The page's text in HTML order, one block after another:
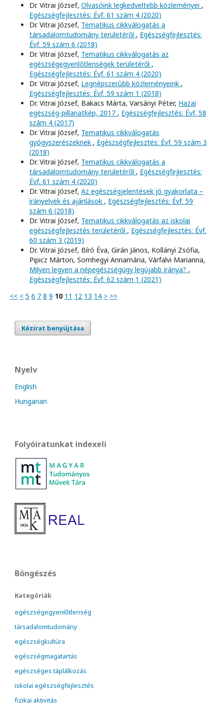
Dr. Vitrai József, Olvasóink legkedveltebb közleményei ,
Egészségfejlesztés: Évf. 61 szám 4 (2020)
Dr. Vitrai József, Tematikus cikkválogatás a
társadalomtudomány területéről , Egészségfejlesztés:
Évf. 59 szám 6 (2018)
Dr. Vitrai József, Tematikus cikkválogatás az
egészségegyenlőtlenségek területéről ,
Egészségfejlesztés: Évf. 61 szám 4 (2020)
Dr. Vitrai József, Legnépszerűbb közleményeink ,
Egészségfejlesztés: Évf. 59 szám 1 (2018)
Dr. Vitrai József, Bakacs Márta, Varsányi Péter, Hazai
egészség-pillanatkép, 2017 , Egészségfejlesztés: Évf. 58
szám 4 (2017)
Dr. Vitrai József, Tematikus cikkválogatás
gyógyszerészeknek , Egészségfejlesztés: Évf. 59 szám 3
(2018)
Dr. Vitrai József, Tematikus cikkválogatás a
társadalomtudomány területéről , Egészségfejlesztés:
Évf. 61 szám 4 (2020)
Dr. Vitrai József, Az egészségjelentések jó gyakorlata –
irányelvek és ajánlások , Egészségfejlesztés: Évf. 59
szám 6 (2018)
Dr. Vitrai József, Tematikus cikkválogatás az iskolai
egészségfejlesztés területéről , Egészségfejlesztés: Évf.
60 szám 3 (2019)
Dr. Vitrai József, Bíró Éva, Girán János, Kollányi Zsófia,
Pipicz Márton, Somhegyi Annamária, Várfalvi Marianna,
Milyen legyen a népegészségügy legújabb iránya? ,
Egészségfejlesztés: Évf. 62 szám 1 (2021)
<< < 5 6 7 8 9 10 11 12 13 14 > >>
Kézirat benyújtása
Nyelv
English
Hungarian
Folyóiratunkat indexeli
Böngészés
Kategóriák
egészségegyenlőtlenség
társadalomtudomány
egészségkultúra
egészségmagatartás
egészséges táplálkozás
iskolai egészségfejlesztés
fizikai aktivitás